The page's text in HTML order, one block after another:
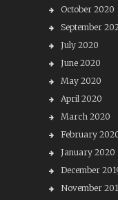
October 2020
September
July 2020
June 2020
May 2020
April 2020
March 2020
February
January 2020
December
November